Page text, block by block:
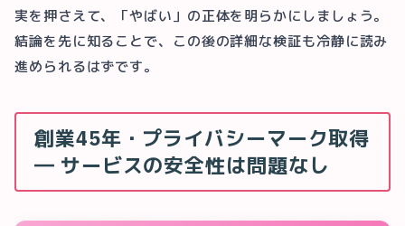
実を押さえて、「やばい」の正体を明らかにしましょう。
結論を先に知ることで、この後の詳細な検証も冷静に読み
進められるはずです。
創業45年・プライバシーマーク取得
― サービスの安全性は問題なし